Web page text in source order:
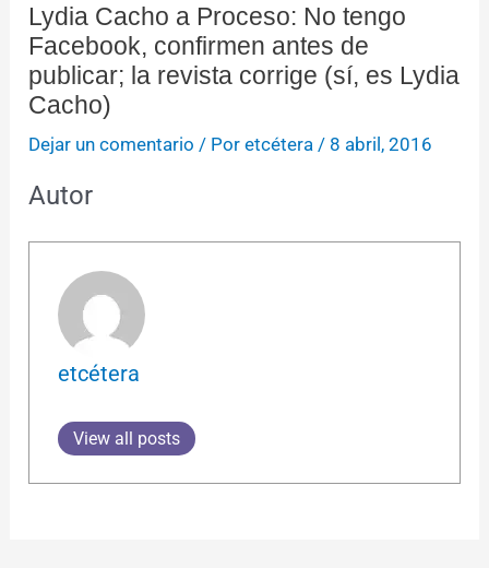
Lydia Cacho a Proceso: No tengo
Facebook, confirmen antes de
publicar; la revista corrige (sí, es Lydia
Cacho)
Dejar un comentario / Poretcétera / 8 abril, 2016
Autor
etcétera
View all posts